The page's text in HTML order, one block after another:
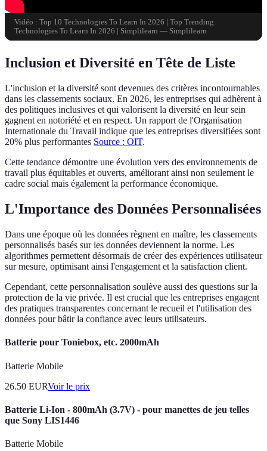
Vidéo : Top 10 Technologies To Learn In 2026 | Top Trending
Technologies To Learn In 2026 | Simplilearn — Simplilearn
Inclusion et Diversité en Tête de Liste
L'inclusion et la diversité sont devenues des critères incontournables
dans les classements sociaux. En 2026, les entreprises qui adhèrent à
des politiques inclusives et qui valorisent la diversité en leur sein
gagnent en notoriété et en respect. Un rapport de l'Organisation
Internationale du Travail indique que les entreprises diversifiées sont
20% plus performantes Source : OIT.
Cette tendance démontre une évolution vers des environnements de
travail plus équitables et ouverts, améliorant ainsi non seulement le
cadre social mais également la performance économique.
L'Importance des Données Personnalisées
Dans une époque où les données règnent en maître, les classements
personnalisés basés sur les données deviennent la norme. Les
algorithmes permettent désormais de créer des expériences utilisateur
sur mesure, optimisant ainsi l'engagement et la satisfaction client.
Cependant, cette personnalisation soulève aussi des questions sur la
protection de la vie privée. Il est crucial que les entreprises engagent
des pratiques transparentes concernant le recueil et l'utilisation des
données pour bâtir la confiance avec leurs utilisateurs.
Batterie pour Toniebox, etc. 2000mAh
Batterie Mobile
26.50 EURVoir le prix
Batterie Li-Ion - 800mAh (3.7V) - pour manettes de jeu telles
que Sony LIS1446
Batterie Mobile